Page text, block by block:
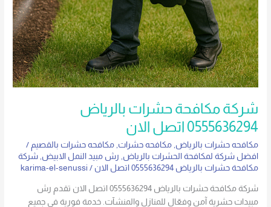
شركة مكافحة حشرات بالرياض
0555636294 اتصل الان
مكافحه حشرات بالرياض,مكافحه حشرات,مكافحه حشرات بالقصيم /
افضل شركة لمكافحة الحشرات بالرياض, رش مبيد النمل الابيض,شركة
مكافحة حشرات بالرياض 0555636294 اتصل الان
/
karima-el-senussi
شركة مكافحة حشرات بالرياض 0555636294 اتصل الان تقدم رش
مبيدات حشرية آمن وفعّال للمنازل والمنشآت. خدمة فورية في جميع